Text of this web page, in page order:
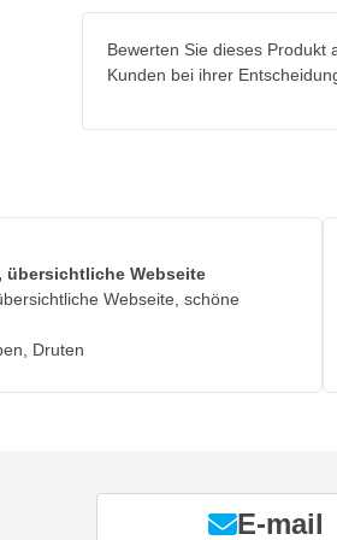
Bewerten Sie dieses Produkt
Kunden bei ihrer
übersichtliche Webseite
Webseite, schöne
Druten
E-mail